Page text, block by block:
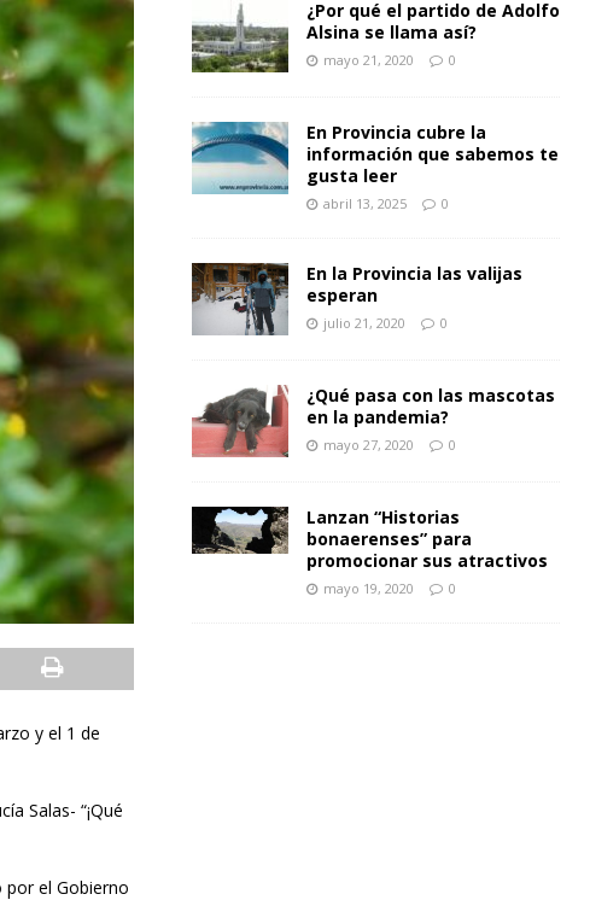
y el 1 de
Salas- “¡Qué
por el Gobierno
¿Por qué el partido de Adolfo
Alsina se llama así?
mayo 21, 2020 0
En Provincia cubre la
información que sabemos te
gusta leer
abril 13, 2025 0
En la Provincia las valijas
esperan
julio 21, 2020 0
¿Qué pasa con las mascotas
en la pandemia?
mayo 27, 2020 0
Lanzan “Historias
bonaerenses” para
promocionar sus atractivos
mayo 19, 2020 0